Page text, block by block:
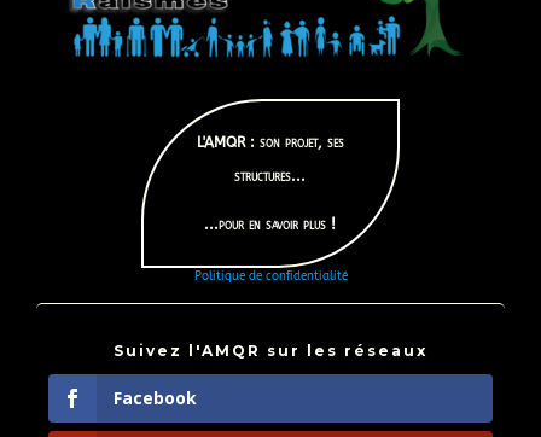
L'AMQR : son projet, ses
structures...
...pour en savoir plus !
Politique de confidentialité
Suivez l'AMQR sur les réseaux
Facebook